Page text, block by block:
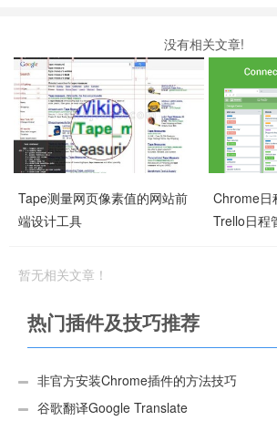
没有相关文章!
Tape测量网页像素值的网站前
端设计工具
Chrome日
Trello日程
暂无相关文章！
热门插件及技巧推荐
非官方安装Chrome插件的方法技巧
谷歌翻译Google Translate